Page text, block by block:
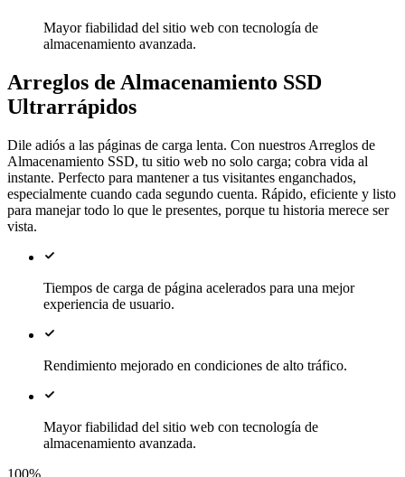
Mayor fiabilidad del sitio web con tecnología de
almacenamiento avanzada.
Arreglos de Almacenamiento SSD
Ultrarrápidos
Dile adiós a las páginas de carga lenta. Con nuestros Arreglos de
Almacenamiento SSD, tu sitio web no solo carga; cobra vida al
instante. Perfecto para mantener a tus visitantes enganchados,
especialmente cuando cada segundo cuenta. Rápido, eficiente y listo
para manejar todo lo que le presentes, porque tu historia merece ser
vista.
Tiempos de carga de página acelerados para una mejor
experiencia de usuario.
Rendimiento mejorado en condiciones de alto tráfico.
Mayor fiabilidad del sitio web con tecnología de
almacenamiento avanzada.